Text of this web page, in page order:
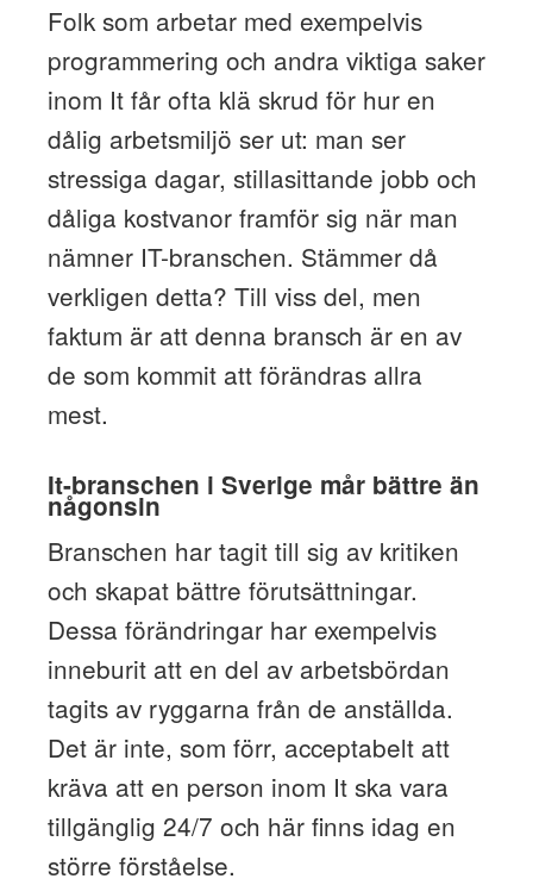
Folk som arbetar med exempelvis
programmering och andra viktiga saker
inom It får ofta klä skrud för hur en
dålig arbetsmiljö ser ut: man ser
stressiga dagar, stillasittande jobb och
dåliga kostvanor framför sig när man
nämner IT-branschen. Stämmer då
verkligen detta? Till viss del, men
faktum är att denna bransch är en av
de som kommit att förändras allra
mest.
It-branschen i Sverige mår bättre än
någonsin
Branschen har tagit till sig av kritiken
och skapat bättre förutsättningar.
Dessa förändringar har exempelvis
inneburit att en del av arbetsbördan
tagits av ryggarna från de anställda.
Det är inte, som förr, acceptabelt att
kräva att en person inom It ska vara
tillgänglig 24/7 och här finns idag en
större förståelse.